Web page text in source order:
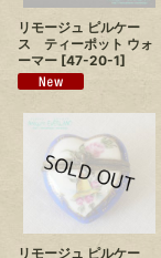
リモージュ ピルケー
ス ティーポット ウォ
ーマー [47-20-1]
リモージュ ピルケー